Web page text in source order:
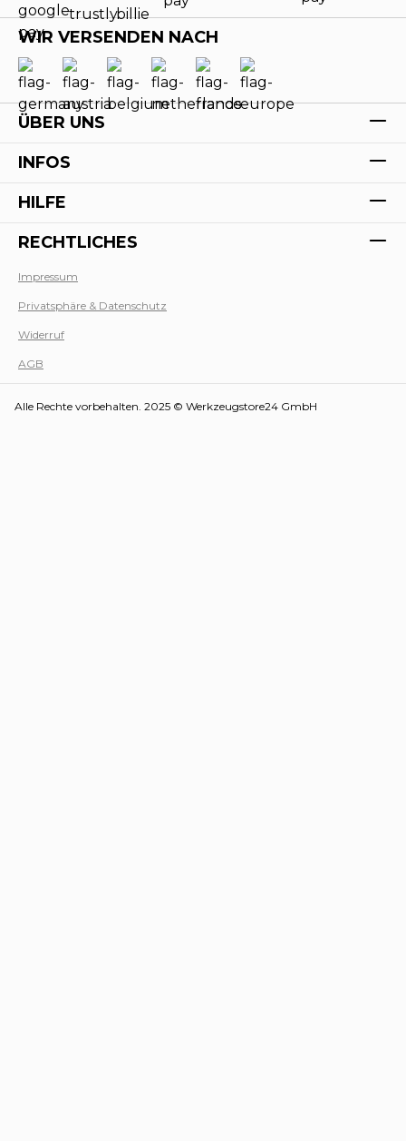
WIR VERSENDEN NACH
ÜBER UNS
INFOS
HILFE
RECHTLICHES
Impressum
Privatsphäre & Datenschutz
Widerruf
AGB
Alle Rechte vorbehalten. 2025 © Werkzeugstore24 GmbH